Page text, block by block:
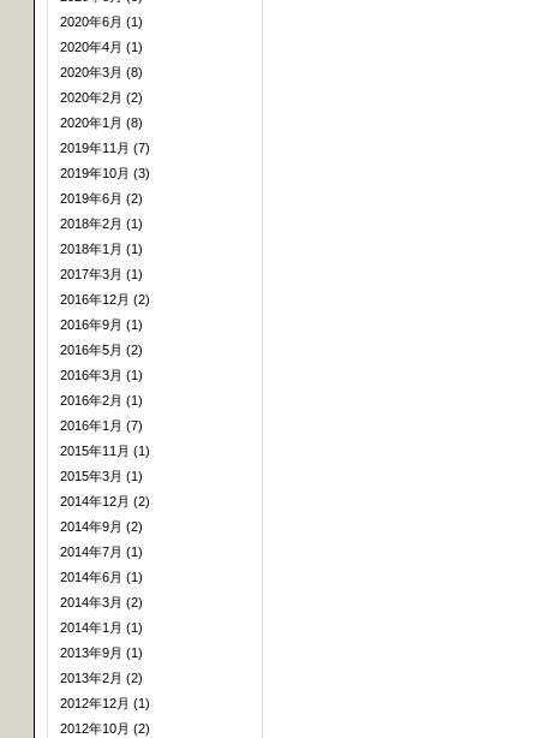
2020年6月 (1)
2020年4月 (1)
2020年3月 (8)
2020年2月 (2)
2020年1月 (8)
2019年11月 (7)
2019年10月 (3)
2019年6月 (2)
2018年2月 (1)
2018年1月 (1)
2017年3月 (1)
2016年12月 (2)
2016年9月 (1)
2016年5月 (2)
2016年3月 (1)
2016年2月 (1)
2016年1月 (7)
2015年11月 (1)
2015年3月 (1)
2014年12月 (2)
2014年9月 (2)
2014年7月 (1)
2014年6月 (1)
2014年3月 (2)
2014年1月 (1)
2013年9月 (1)
2013年2月 (2)
2012年12月 (1)
2012年10月 (2)